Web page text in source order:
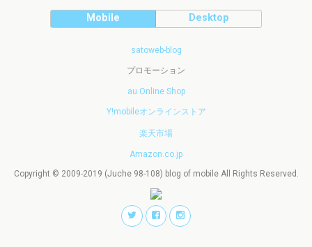
Mobile Desktop
satoweb-blog
プロモーション
au Online Shop
Y!mobileオンラインストア
楽天市場
Amazon.co.jp
Copyright © 2009-2019 (Juche 98-108) blog of mobile All Rights Reserved.